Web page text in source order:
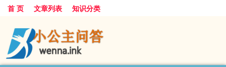
首 页 文章列表 知识分类